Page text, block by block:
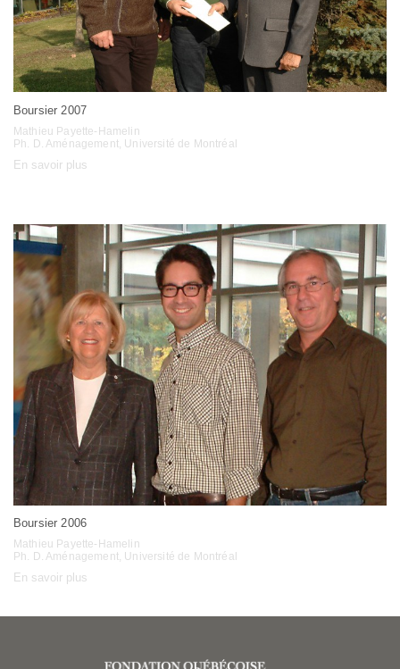
Boursier 2007
Mathieu Payette-Hamelin
Ph. D. Aménagement, Université de Montréal
En savoir plus
Boursier 2006
Mathieu Payette-Hamelin
Ph. D. Aménagement, Université de Montréal
En savoir plus